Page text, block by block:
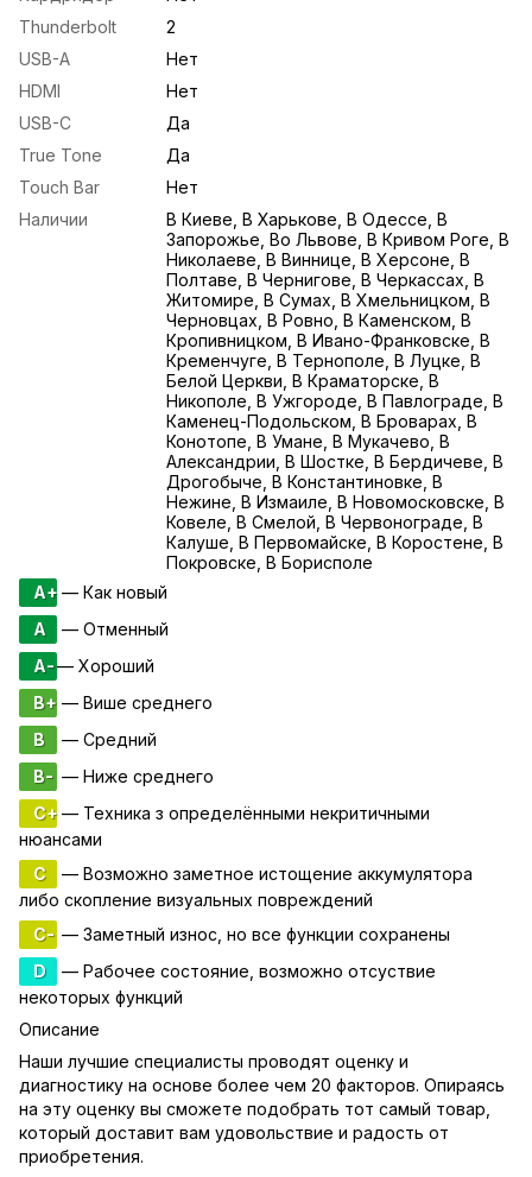
Thunderbolt
2
USB-A
Нет
HDMI
Нет
USB-С
Да
True Tone
Да
Touch Bar
Нет
Наличии
В Киеве, В Харькове, В Одессе, В
Запорожье, Во Львове, В Кривом Роге, В
Николаеве, В Виннице, В Херсоне, В
Полтаве, В Чернигове, В Черкассах, В
Житомире, В Сумах, В Хмельницком, В
Черновцах, В Ровно, В Каменском, В
Кропивницком, В Ивано-Франковске, В
Кременчуге, В Тернополе, В Луцке, В
Белой Церкви, В Краматорске, В
Никополе, В Ужгороде, В Павлограде, В
Каменец-Подольском, В Броварах, В
Конотопе, В Умане, В Мукачево, В
Александрии, В Шостке, В Бердичеве, В
Дрогобыче, В Константиновке, В
Нежине, В Измаиле, В Новомосковске, В
Ковеле, В Смелой, В Червонограде, В
Калуше, В Первомайске, В Коростене, В
Покровске, В Борисполе
A+— Как новый
A
— Отменный
A-— Хороший
B+ — Више среднего
B
— Средний
B- — Ниже среднего
C+— Техника з определёнными некритичными
нюансами
C
— Возможно заметное истощение аккумулятора
либо скопление визуальных повреждений
C- — Заметный износ, но все функции сохранены
D
— Рабочее состояние, возможно отсуствие
некоторых функций
Описание
Наши лучшие специалисты проводят оценку и
диагностику на основе более чем 20 факторов. Опираясь
на эту оценку вы сможете подобрать тот самый товар,
который доставит вам удовольствие и радость от
приобретения.